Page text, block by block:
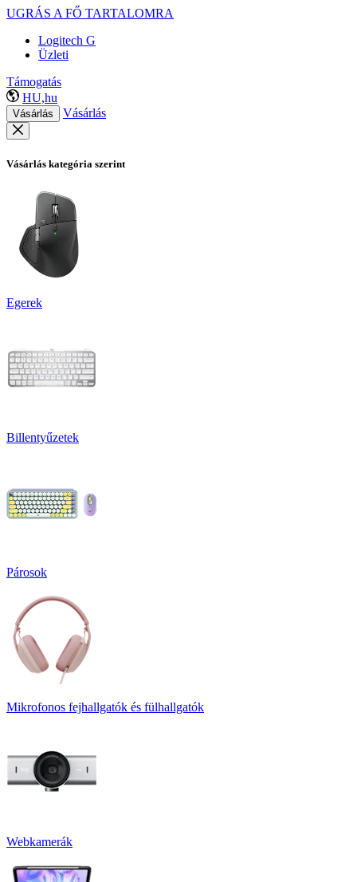
UGRÁS A FŐ TARTALOMRA
Logitech G
Üzleti
Támogatás
HU,hu
Vásárlás Vásárlás
Vásárlás kategória szerint
Egerek
Billentyűzetek
Párosok
Mikrofonos fejhallgatók és fülhallgatók
Webkamerák